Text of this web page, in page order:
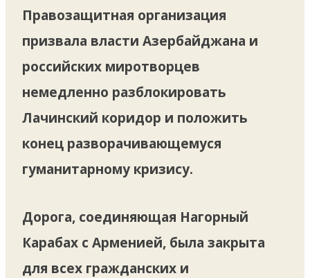
Правозащитная организация
призвала власти Азербайджана и
российских миротворцев
немедленно разблокировать
Лачинский коридор и положить
конец разворачивающемуся
гуманитарному кризису.
Дорога, соединяющая Нагорный
Карабах с Арменией, была закрыта
для всех гражданских и